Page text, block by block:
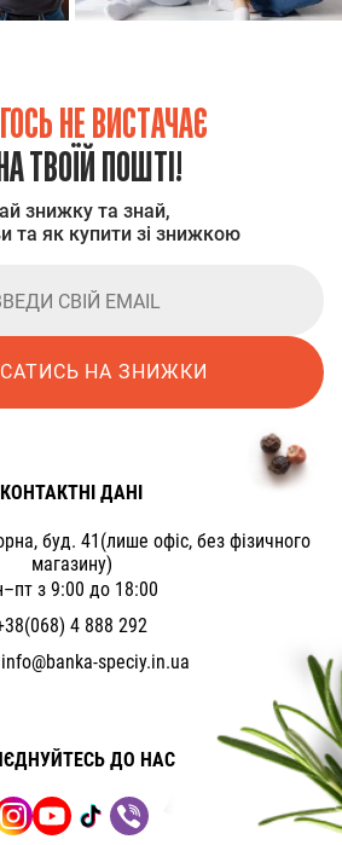
НЕ ВИСТАЧАЄ
ТВОЇЙ ПОШТІ!
знижку та знай,
та як купити зі знижкою
НА ЗНИЖКИ
КОНТАКТНІ ДАНІ
буд. 41(лише офіс, без фізичного
магазину)
з 9:00 до 18:00
4 888 292
info@banka-speciy.in.ua
ДО НАС